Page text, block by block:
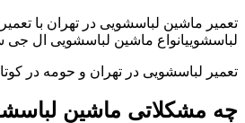
تعمیر ماشین لباسشویی در تهران با
لباسشوییانواع ماشین لباسشویی ال جی
تعمیر لباسشویی در تهران و حومه در
چه مشکلاتی ماشین